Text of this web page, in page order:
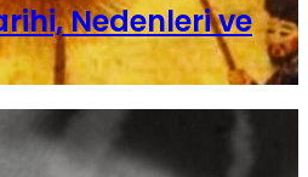
Nedenleri ve